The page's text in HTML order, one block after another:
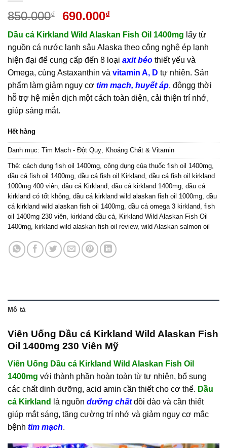
850.000₫
Giá
là:
850.000₫.
690.000₫Giá
tại
là:
690.000₫.
Dầu cá Kirkland Wild Alaskan Fish Oil 1400mg lấy từ
nguồn cá nước lạnh sâu Alaska theo công nghệ ép lạnh
hiện đại để cung cấp đến 8 loại axit béo thiết yếu và
Omega, cùng Astaxanthin và vitamin A, D tự nhiên. Sản
phẩm làm giảm nguy cơ tim mạch, huyết áp, đôngg thời
hỗ trợ hệ miễn dịch một cách toàn diện, cải thiện trí nhớ,
giúp sáng mắt.
Hết hàng
Danh mục: Tim Mạch - Đột Quỵ Khoáng Chất & Vitamin
Thẻ: cách dụng fish oil 1400mg công dụng của thuốc fish oil 1400mg
dầu cá fish oil 1400mg dầu cá fish oil Kirkland dầu cá fish oil kirkland
1000mg 400 viên dầu cá Kirkland dầu cá kirkland 1400mg dầu cá
kirkland có tốt không dầu cá kirkland wild alaskan fish oil 1000mg dầu
cá kirkland wild alaskan fish oil 1400mg dầu cá omega 3 kirkland fish
oil 1400mg 230 viên
kirkland dầu cá
Kirkland Wild Alaskan Fish Oil
1400mg
kirkland wild alaskan fish oil review, wild Alaskan salmon oil
Mô tả
Viên Uống Dầu cá Kirkland Wild Alaskan Fish
Oil 1400mg 230 Viên Mỹ
Viên Uống Dầu cá Kirkland Wild Alaskan Fish Oil
1400mg với thành phần hoàn toàn từ tự nhiên, bổ sung
các chất dinh dưỡng, acid amin cần thiết cho cơ thể. Dầu
cá Kirkland
là nguồn dưỡng chấtdồi dào và cần thiết
giúp mắt sáng, tăng cường trí nhớ và giảm nguy cơ mắc
bệnh tim mạch.